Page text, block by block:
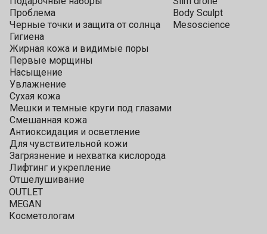
Проблема
Черные точки и защита от солнца
Гигиена
Жирная кожа и видимые поры
Первые морщины
Насыщение
Увлажнение
Сухая кожа
Мешки и темные круги под глазами
Смешанная кожа
Антиоксидация и осветление
Для чувствительной кожи
Загрязнение и нехватка кислорода
Лифтинг и укрепление
Отшелушивание
Body Sculpt
Mesoscience
OUTLET
MEGAN
Косметологам